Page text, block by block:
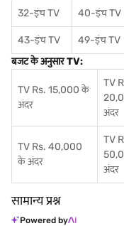
32-इंच TV
40-इंच TV
43-इंच TV 49-इंच TV
बजट के अनुसार TV:
TV Rs. 15,000 के
अंदर
TV
अंदर
TV Rs. 40,000
के अंदर
TV
अंदर
सामान्य प्रश्न
Powered by